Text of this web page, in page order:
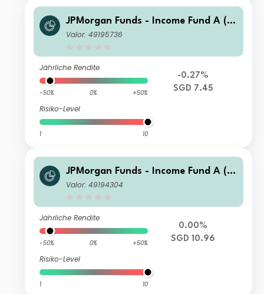
JPMorgan Funds - Income Fund A (m
th) SGD
Valor: 49195736
Jährliche Rendite
-50% 0% +50%
Risiko-Level
1 10
-0.27%
SGD 7.45
JPMorgan Funds - Income Fund A (a
cc) SGD (hedged)
Valor: 49194304
Jährliche Rendite
-50% 0% +50%
Risiko-Level
1 10
0.00%
SGD 10.96